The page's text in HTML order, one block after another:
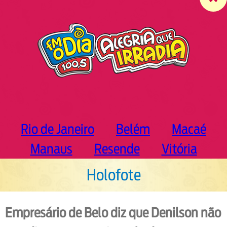
Rio de Janeiro Belém
Macaé
Manaus
Resende Vitória
Holofote
Empresário de Belo diz que Denilson não